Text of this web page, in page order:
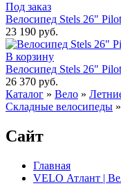
Под заказ
Велосипед Stels 26"
23 190 руб.
В корзину
Велосипед Stels 26"
26 370 руб.
Каталог » Вело »
Складные велосипеды »
Сайт
Главная
VELO Атлант |